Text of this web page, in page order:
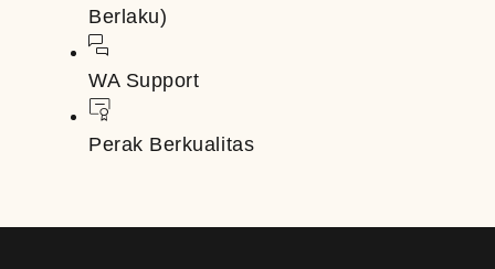
Berlaku)
WA Support
Perak Berkualitas